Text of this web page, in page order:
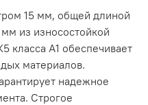
15 мм, общей длиной
из износостойкой
класса А1 обеспечивает
материалов.
надежное
Строгое